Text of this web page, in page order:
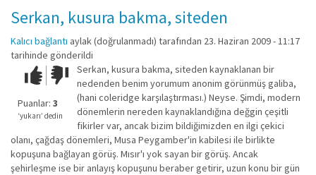
Serkan, kusura bakma, siteden
Kalıcı bağlantı aylak (doğrulanmadı) tarafından 23. Haziran 2009 - 11:17
tarihinde gönderildi
Çok iyi!O
kadar
iyi
değil!
Puanlar: 3
‘yukarı’ dedin
Serkan, kusura bakma, siteden kaynaklanan bir
nedenden benim yorumum anonim görünmüş galiba,
(hani coleridge karşılaştırması.) Neyse. Şimdi, modern
dönemlerin nereden kaynaklandığına değgin çeşitli
fikirler var, ancak bizim bildiğimizden en ilgi çekici
olanı, çağdaş dönemleri, Musa Peygamber'in kabilesi ile birlikte
kopuşuna bağlayan görüş. Mısır'ı yok sayan bir görüş. Ancak
şehirleşme ise bir anlayış kopuşunu beraber getirir, uzun konu bir gün